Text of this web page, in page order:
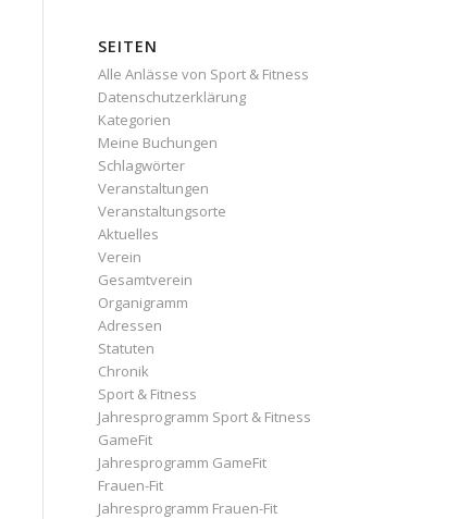
SEITEN
Alle Anlässe von Sport & Fitness
Datenschutzerklärung
Kategorien
Meine Buchungen
Schlagwörter
Veranstaltungen
Veranstaltungsorte
Aktuelles
Verein
Gesamtverein
Organigramm
Adressen
Statuten
Chronik
Sport & Fitness
Jahresprogramm Sport & Fitness
GameFit
Jahresprogramm GameFit
Frauen-Fit
Jahresprogramm Frauen-Fit